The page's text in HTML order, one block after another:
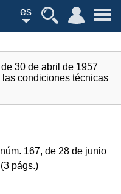
es
30 de abril de 1957
condiciones técnicas
núm. 167, de 28 de junio
págs.)